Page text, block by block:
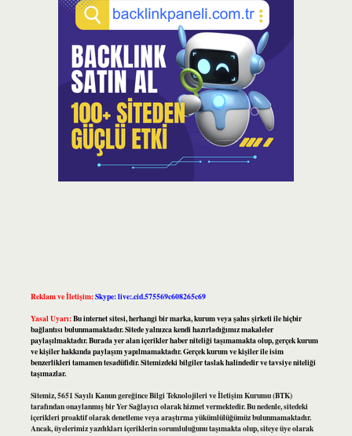
Reklam ve İletişim:Skype: live:.cid.575569c608265c69
Yasal Uyarı:Bu internet sitesi, herhangi bir marka, kurum veya şahıs şirketi ile hiçbir
bağlantısı bulunmamaktadır. Sitede yalnızca kendi hazırladığımız makaleler
paylaşılmaktadır. Burada yer alan içerikler haber niteliği taşımamakta olup, gerçek kurum
ve kişiler hakkında paylaşım yapılmamaktadır. Gerçek kurum ve kişiler ile isim
benzerlikleri tamamen tesadüfidir. Sitemizdeki bilgiler taslak halindedir ve tavsiye niteliği
taşımazlar.
Sitemiz, 5651 Sayılı Kanun gereğince Bilgi Teknolojileri ve İletişim Kurumu (BTK)
tarafından onaylanmış bir Yer Sağlayıcı olarak hizmet vermektedir. Bu nedenle, sitedeki
içerikleri proaktif olarak denetleme veya araştırma yükümlülüğümüz bulunmamaktadır.
Ancak, üyelerimiz yazdıkları içeriklerin sorumluluğunu taşımakta olup, siteye üye olarak